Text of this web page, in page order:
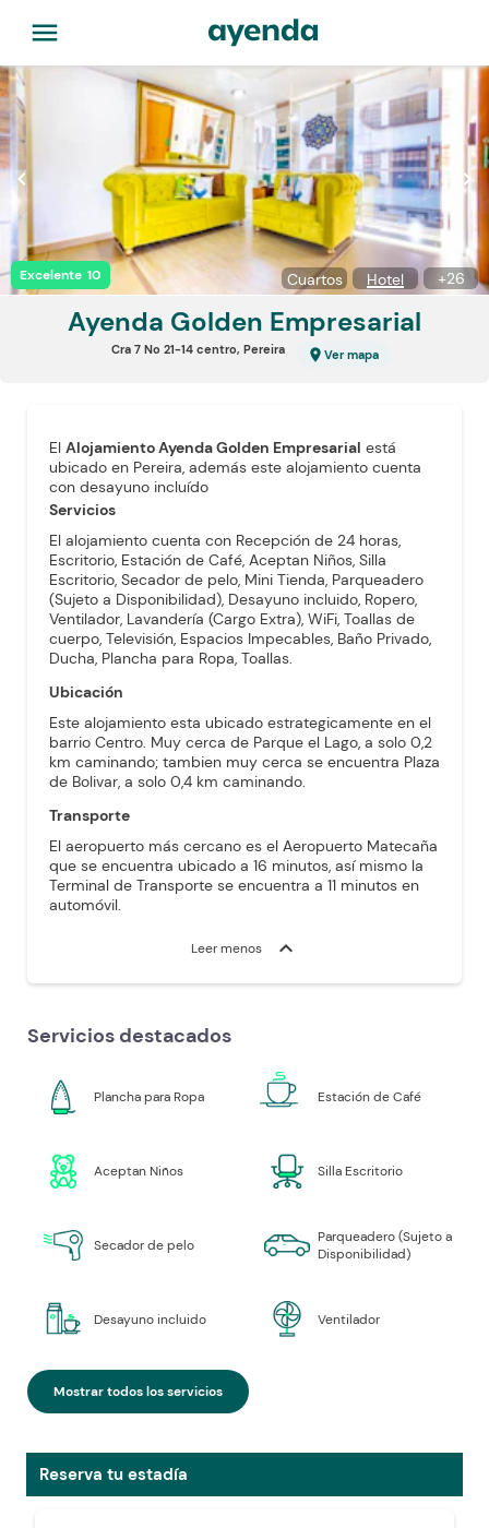
menu
Excelente 10
chevron_left chevron_right
Hotel
Cuartos +26
Ayenda Golden Empresarial
Cra 7 No 21-14 centro, Pereira location_on Ver mapa
El Alojamiento Ayenda Golden Empresarial está
ubicado en Pereira, además este alojamiento cuenta
con desayuno incluído
Servicios
El alojamiento cuenta con Recepción de 24 horas,
Escritorio, Estación de Café, Aceptan Niños, Silla
Escritorio, Secador de pelo, Mini Tienda, Parqueadero
(Sujeto a Disponibilidad), Desayuno incluido, Ropero,
Ventilador, Lavandería (Cargo Extra), WiFi, Toallas de
cuerpo, Televisión, Espacios Impecables, Baño Privado,
Ducha, Plancha para Ropa, Toallas.
Ubicación
Este alojamiento esta ubicado estrategicamente en el
barrio Centro. Muy cerca de Parque el Lago, a solo 0,2
km caminando; tambien muy cerca se encuentra Plaza
de Bolivar, a solo 0,4 km caminando.
Transporte
El aeropuerto más cercano es el Aeropuerto Matecaña
que se encuentra ubicado a 16 minutos, así mismo la
Terminal de Transporte se encuentra a 11 minutos en
automóvil.
Leer menos expand_more
Servicios destacados
Plancha para Ropa Estación de Café
Aceptan Niños Silla Escritorio
Secador de pelo
Parqueadero (Sujeto a
Disponibilidad)
Desayuno incluido Ventilador
Mostrar todos los servicios
Reserva tu estadía